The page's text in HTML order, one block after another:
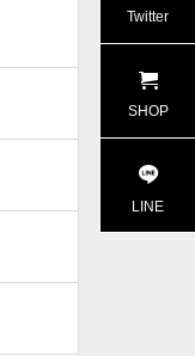
Twitter
SHOP
LINE